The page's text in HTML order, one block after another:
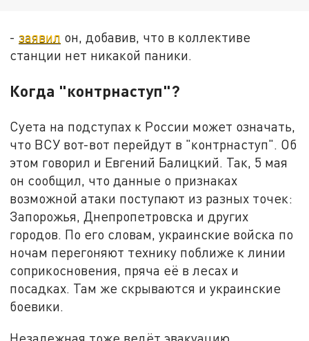
-заявил он, добавив, что в коллективе
станции нет никакой паники.
Когда "контрнаступ"?
Суета на подступах к России может означать,
что ВСУ вот-вот перейдут в "контрнаступ". Об
этом говорил и Евгений Балицкий. Так, 5 мая
он сообщил, что данные о признаках
возможной атаки поступают из разных точек:
Запорожья, Днепропетровска и других
городов. По его словам, украинские войска по
ночам перегоняют технику поближе к линии
соприкосновения, пряча её в лесах и
посадках. Там же скрываются и украинские
боевики.